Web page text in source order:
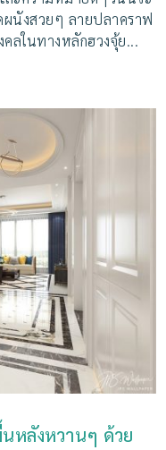
นังสวยๆ ลายปลาคราฟ
ลในทางหลักฮวงจุ้ย...
หลังหวานๆ ด้วย